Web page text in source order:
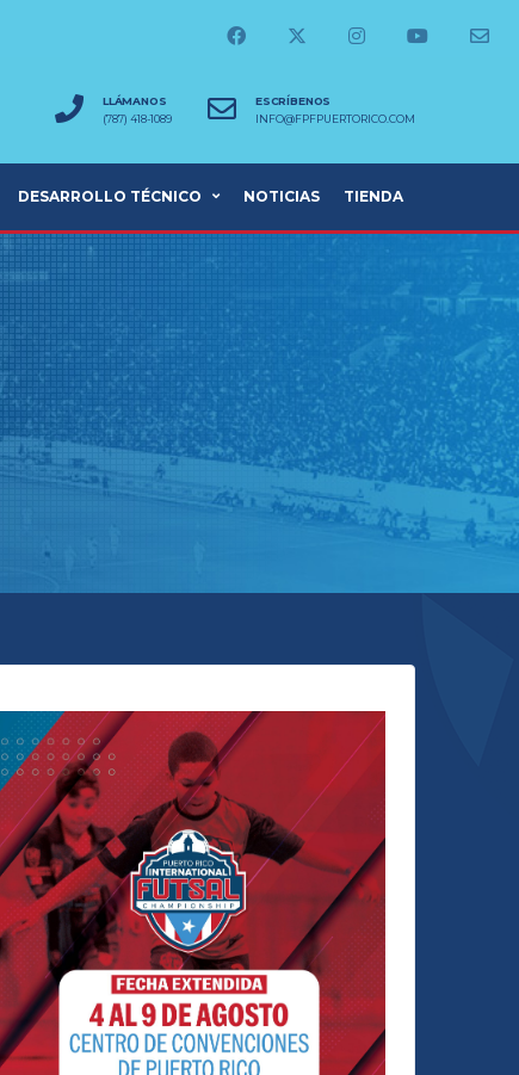
LLÁMANOS
(787) 418-1089
ESCRÍBENOS
INFO@FPFPUERTORICO.COM
DESARROLLO TÉCNICO NOTICIAS TIENDA